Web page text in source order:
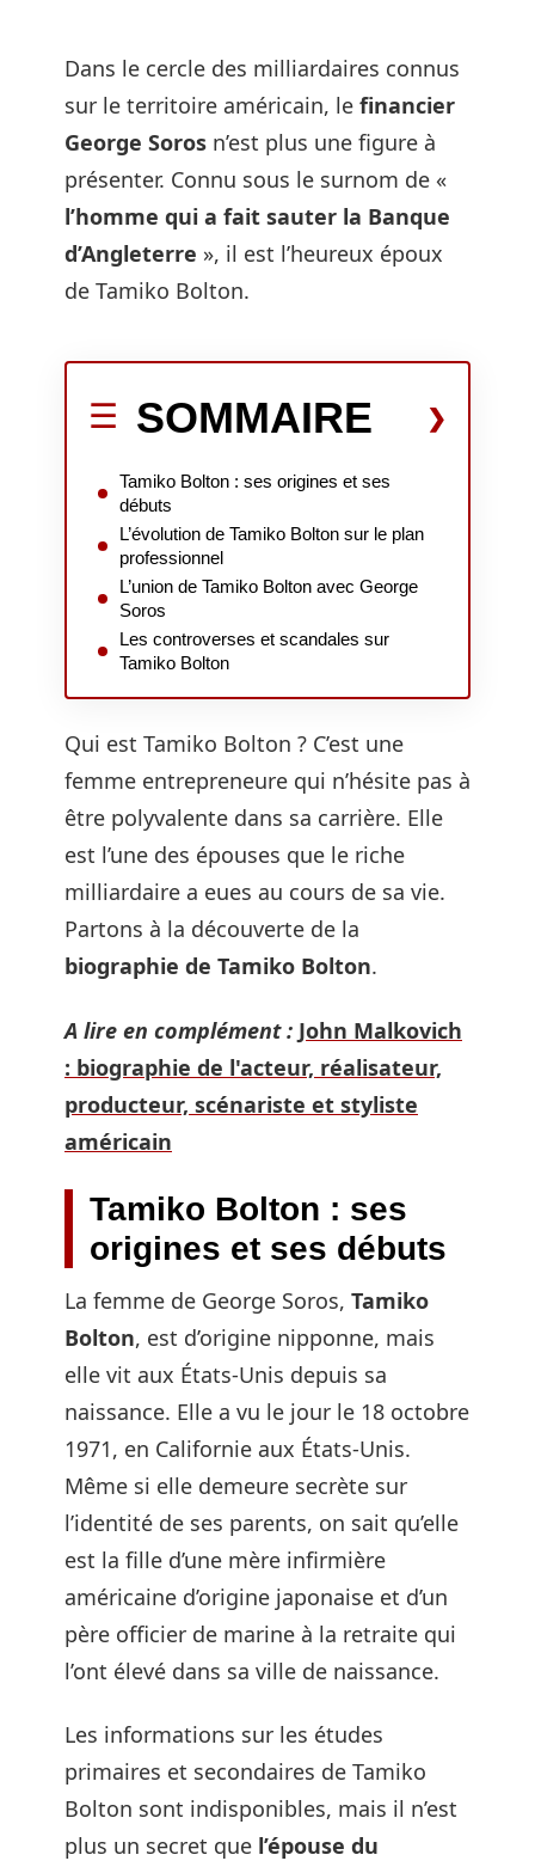
Dans le cercle des milliardaires connus
sur le territoire américain, le financier
George Soros n’est plus une figure à
présenter. Connu sous le surnom de «
l’homme qui a fait sauter la Banque
d’Angleterre », il est l’heureux époux
de Tamiko Bolton.
SOMMAIRE
Tamiko Bolton : ses origines et ses
débuts
L’évolution de Tamiko Bolton sur le plan
professionnel
L’union de Tamiko Bolton avec George
Soros
Les controverses et scandales sur
Tamiko Bolton
Qui est Tamiko Bolton ? C’est une
femme entrepreneure qui n’hésite pas à
être polyvalente dans sa carrière. Elle
est l’une des épouses que le riche
milliardaire a eues au cours de sa vie.
Partons à la découverte de la
biographie de Tamiko Bolton.
A lire en complément : John Malkovich
: biographie de l'acteur, réalisateur,
producteur, scénariste et styliste
américain
Tamiko Bolton : ses
origines et ses débuts
La femme de George Soros, Tamiko
Bolton, est d’origine nipponne, mais
elle vit aux États-Unis depuis sa
naissance. Elle a vu le jour le 18 octobre
1971, en Californie aux États-Unis.
Même si elle demeure secrète sur
l’identité de ses parents, on sait qu’elle
est la fille d’une mère infirmière
américaine d’origine japonaise et d’un
père officier de marine à la retraite qui
l’ont élevé dans sa ville de naissance.
Les informations sur les études
primaires et secondaires de Tamiko
Bolton sont indisponibles, mais il n’est
plus un secret que l’épouse du